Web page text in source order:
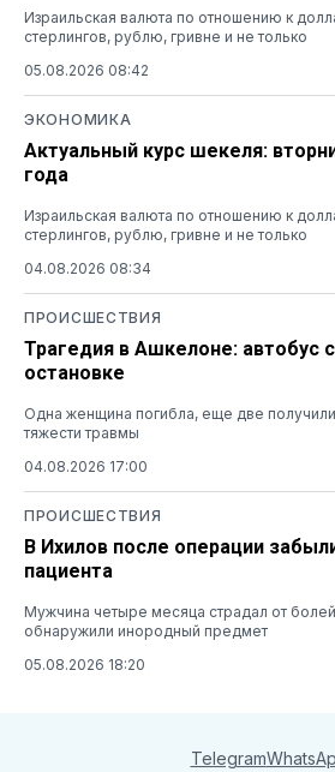
Израильская валюта по отношению к
стерлингов, рублю, гривне и не только
05.08.2026 08:42
ЭКОНОМИКА
Актуальный курс шекеля:
года
Израильская валюта по отношению к
стерлингов, рублю, гривне и не только
04.08.2026 08:34
ПРОИСШЕСТВИЯ
Трагедия в Ашкелоне: автобус
остановке
Одна женщина погибла, еще две
тяжести травмы
04.08.2026 17:00
ПРОИСШЕСТВИЯ
В Ихилов после операции
пациента
Мужчина четыре месяца страдал от
обнаружили инородный предмет
05.08.2026 18:20
Telegram